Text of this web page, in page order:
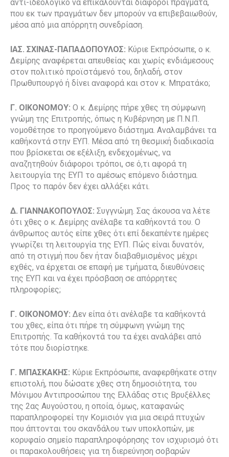
αντι-ιδεολογικό να επικαλούνται διάφοροι πράγματα,
που εκ των πραγμάτων δεν μπορούν να επιβεβαιωθούν,
μέσα από μια απόρρητη συνεδρίαση.
ΙΑΣ. ΣΧΙΝΑΣ-ΠΑΠΑΔΟΠΟΥΛΟΣ: Κύριε Εκπρόσωπε, ο κ.
Δεμίρης αναφέρεται απευθείας και χωρίς ενδιάμεσους
στον πολιτικό προϊστάμενό του, δηλαδή, στον
Πρωθυπουργό ή δίνει αναφορά και στον κ. Μπρατάκο;
Γ. ΟΙΚΟΝΟΜΟΥ: Ο κ. Δεμίρης πήρε χθες τη σύμφωνη
γνώμη της Επιτροπής, όπως η Κυβέρνηση με Π.Ν.Π.
νομοθέτησε το προηγούμενο διάστημα. Αναλαμβάνει τα
καθήκοντά στην ΕΥΠ. Μέσα από τη θεσμική διαδικασία
που βρίσκεται σε εξέλιξη, ενδεχομένως, να
αναζητηθούν διάφοροι τρόποι, σε ό,τι αφορά τη
λειτουργία της ΕΥΠ το αμέσως επόμενο διάστημα.
Προς το παρόν δεν έχει αλλάξει κάτι.
Δ. ΓΙΑΝΝΑΚΟΠΟΥΛΟΣ: Συγγνώμη. Σας άκουσα να λέτε
ότι χθες ο κ. Δεμίρης ανέλαβε τα καθήκοντά του. Ο
άνθρωπος αυτός είπε χθες ότι επί δεκαπέντε ημέρες
γνωρίζει τη λειτουργία της ΕΥΠ. Πώς είναι δυνατόν,
από τη στιγμή που δεν ήταν διαβαθμισμένος μέχρι
εχθές, να έρχεται σε επαφή με τμήματα, διευθύνσεις
της ΕΥΠ και να έχει πρόσβαση σε απόρρητες
πληροφορίες;
Γ. ΟΙΚΟΝΟΜΟΥ: Δεν είπα ότι ανέλαβε τα καθήκοντά
του χθες, είπα ότι πήρε τη σύμφωνη γνώμη της
Επιτροπής. Τα καθήκοντά του τα έχει αναλάβει από
τότε που διορίστηκε.
Γ. ΜΠΑΣΚΑΚΗΣ: Κύριε Εκπρόσωπε, αναφερθήκατε στην
επιστολή, που δώσατε χθες στη δημοσιότητα, του
Μόνιμου Αντιπροσώπου της Ελλάδας στις Βρυξέλλες
της 2ας Αυγούστου, η οποία, όμως, καταφανώς
παραπληροφορεί την Κομισιόν για μια σειρά πτυχών
που άπτονται του σκανδάλου των υποκλοπών, με
κορυφαίο σημείο παραπληροφόρησης τον ισχυρισμό ότι
οι παρακολουθήσεις για τη διερεύνηση σοβαρών